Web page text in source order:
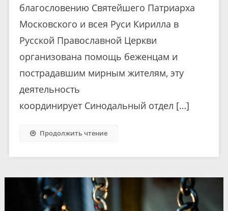
благословению Святейшего Патриарха
Московского и всея Руси Кирилла в
Русской Православной Церкви
организована помощь беженцам и
пострадавшим мирным жителям, эту
деятельность
координирует Синодальный отдел […]
Продолжить чтение